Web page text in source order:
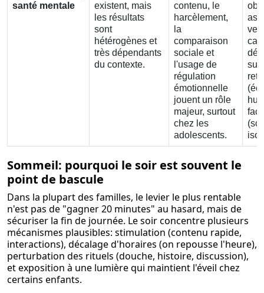
santé mentale
existent, mais
les résultats
sont
hétérogènes et
très dépendants
du contexte.
contenu, le
harcèlement,
la
comparaison
sociale et
l'usage de
régulation
émotionnelle
jouent un rôle
majeur, surtout
chez les
adolescents.
sur
Sommeil: pourquoi le soir est souvent le
point de bascule
Dans la plupart des familles, le levier le plus rentable
n'est pas de "gagner 20 minutes" au hasard, mais de
sécuriser la fin de journée. Le soir concentre plusieurs
mécanismes plausibles: stimulation (contenu rapide,
interactions), décalage d'horaires (on repousse l'heure),
perturbation des rituels (douche, histoire, discussion),
et exposition à une lumière qui maintient l'éveil chez
certains enfants.